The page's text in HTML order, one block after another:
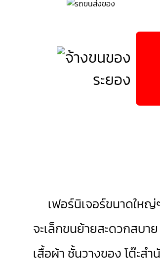
เฟอร์นิเจอร์ขนาดใหญ่
จะเล็กขนย้ายสะดวกสบา
เสื้อผ้า ชั้นวางของ โต๊ะส